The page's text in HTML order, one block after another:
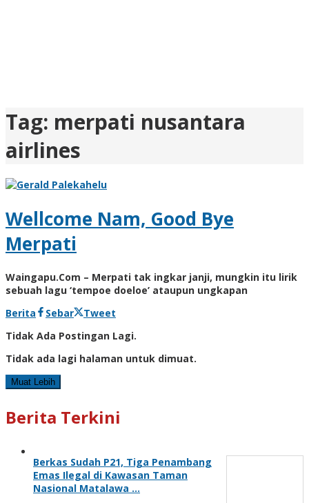
Tag: merpati nusantara
airlines
Wellcome Nam, Good Bye
Merpati
Waingapu.Com – Merpati tak ingkar janji, mungkin itu lirik
sebuah lagu ‘tempoe doeloe’ ataupun ungkapan
Berita olehSebar
Tweet
Tidak Ada Postingan Lagi.
Tidak ada lagi halaman untuk dimuat.
Muat Lebih
Berita Terkini
Berkas Sudah P21, Tiga Penambang
Emas Ilegal di Kawasan Taman
Nasional Matalawa …